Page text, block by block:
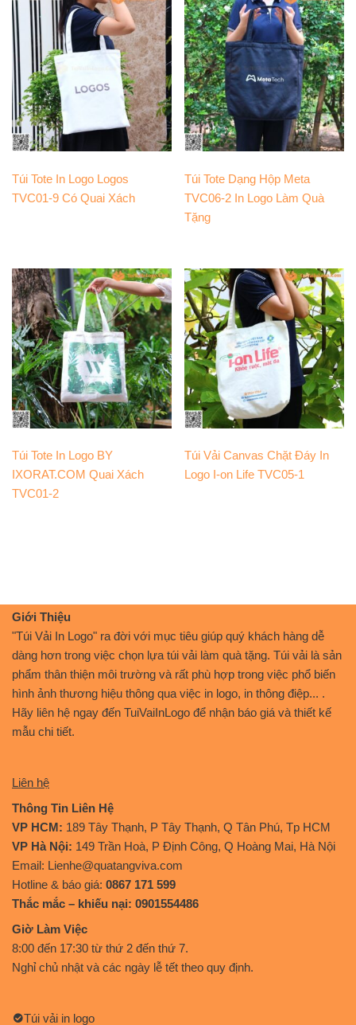
Túi Tote In Logo Logos
TVC01-9 Có Quai Xách
Túi Tote Dạng Hộp Meta
TVC06-2 In Logo Làm Quà
Tặng
Túi Tote In Logo BY
IXORAT.COM Quai Xách
TVC01-2
Túi Vải Canvas Chặt Đáy In
Logo I-on Life TVC05-1
Giới Thiệu
"Túi Vải In Logo" ra đời với mục tiêu giúp quý khách hàng dễ
dàng hơn trong việc chọn lựa túi vải làm quà tặng. Túi vải là sản
phẩm thân thiện môi trường và rất phù hợp trong việc phổ biến
hình ảnh thương hiệu thông qua việc in logo, in thông điệp... .
Hãy liên hệ ngay đến TuiVaiInLogo để nhận báo giá và thiết kế
mẫu chi tiết.
Liên hệ
Thông Tin Liên Hệ
VP HCM: 189 Tây Thạnh, P Tây Thạnh, Q Tân Phú, Tp HCM
VP Hà Nội: 149 Trần Hoà, P Định Công, Q Hoàng Mai, Hà Nội
Email: Lienhe@quatangviva.com
Hotline & báo giá: 0867 171 599
Thắc mắc – khiếu nại: 0901554486
Giờ Làm Việc
8:00 đến 17:30 từ thứ 2 đến thứ 7.
Nghỉ chủ nhật và các ngày lễ tết theo quy định.
Túi vải in logo